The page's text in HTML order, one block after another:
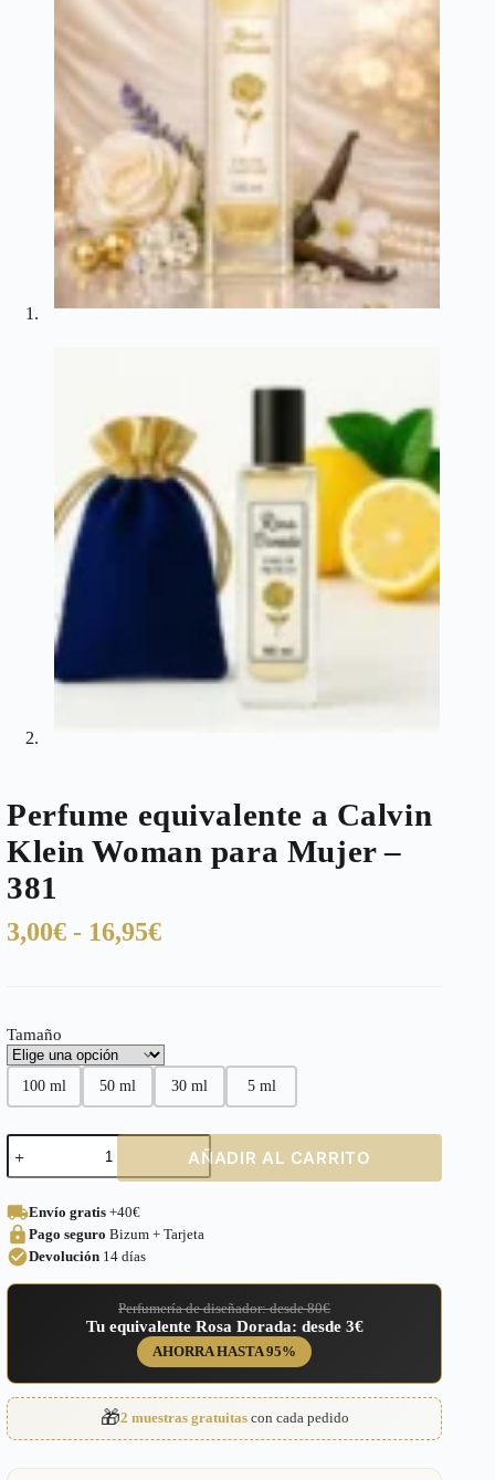
Perfume equivalente a Calvin
Klein Woman para Mujer –
381
3,00€ - 16,95€Rango
3,00€
hasta
16,95€
Tamaño
100 ml 50 ml 30 ml 5 ml
Perfume
equivalente
a
Klein
Woman
para
–
AÑADIR AL CARRITO
Envío gratis +40€
Pago seguro Bizum + Tarjeta
Devolución 14 días
Perfumería de diseñador: desde 80€
Tu equivalente Rosa Dorada: desde 3€
AHORRA HASTA 95%
🎁2 muestras gratuitascon cada pedido